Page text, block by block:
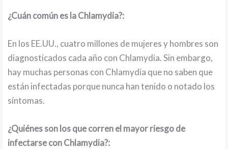
¿Cuán común es la Chlamydia?:
En los EE.UU., cuatro millones de mujeres y hombres son
diagnosticados cada año con Chlamydia. Sin embargo,
hay muchas personas con Chlamydia que no saben que
están infectadas porque nunca han tenido o notado los
síntomas.
¿Quiénes son los que corren el mayor riesgo de
infectarse con Chlamydia?: